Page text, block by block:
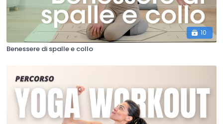
10
Benessere di spalle e collo